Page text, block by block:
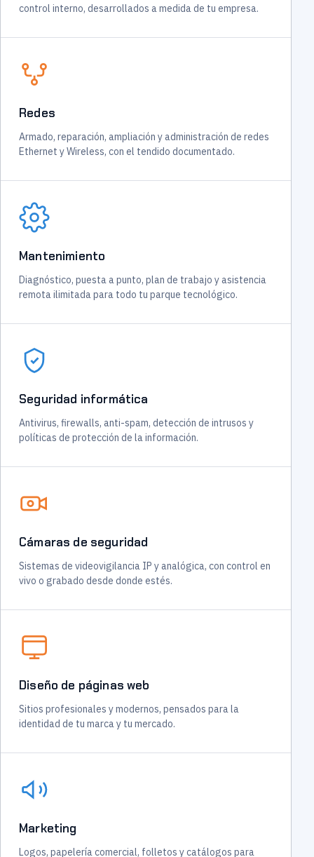
control interno, desarrollados a medida de tu empresa.
Redes
Armado, reparación, ampliación y administración de redes
Ethernet y Wireless, con el tendido documentado.
Mantenimiento
Diagnóstico, puesta a punto, plan de trabajo y asistencia
remota ilimitada para todo tu parque tecnológico.
Seguridad informática
Antivirus, firewalls, anti-spam, detección de intrusos y
políticas de protección de la información.
Cámaras de seguridad
Sistemas de videovigilancia IP y analógica, con control en
vivo o grabado desde donde estés.
Diseño de páginas web
Sitios profesionales y modernos, pensados para la
identidad de tu marca y tu mercado.
Marketing
Logos, papelería comercial, folletos y catálogos para